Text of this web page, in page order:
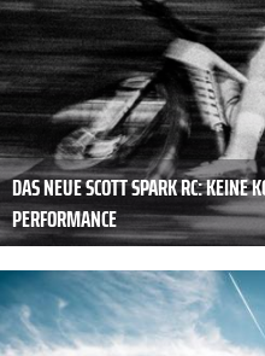
DAS NEUE SCOTT SPARK RC:
PERFORMANCE